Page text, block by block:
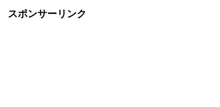
スポンサーリンク